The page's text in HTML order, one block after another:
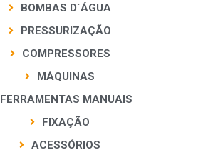
BOMBAS D´ÁGUA
PRESSURIZAÇÃO
COMPRESSORES
MÁQUINAS
FERRAMENTAS MANUAIS
FIXAÇÃO
ACESSÓRIOS